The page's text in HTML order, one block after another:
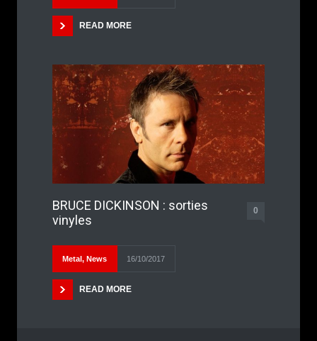
READ MORE
BRUCE DICKINSON : sorties
vinyles
0
Metal, News 16/10/2017
READ MORE